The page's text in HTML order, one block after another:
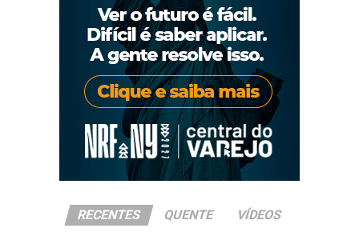
RECENTES QUENTE VÍDEOS